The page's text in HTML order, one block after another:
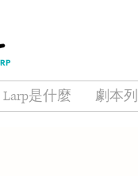
Larp是什麼 劇本